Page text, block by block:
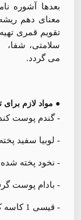
بعدها آشوره
معنای دهم
تقویم قمری
سلامتی، شفا،
می گردد.
● مواد لازم برای
- گندم پوست کنده 3 لیوان پخته
- لوبیا سفید پخته شده
- نخود پخته شده 1 لیوان
- بادام پوست گرفته
- قیسی 1 کاسه کوچک